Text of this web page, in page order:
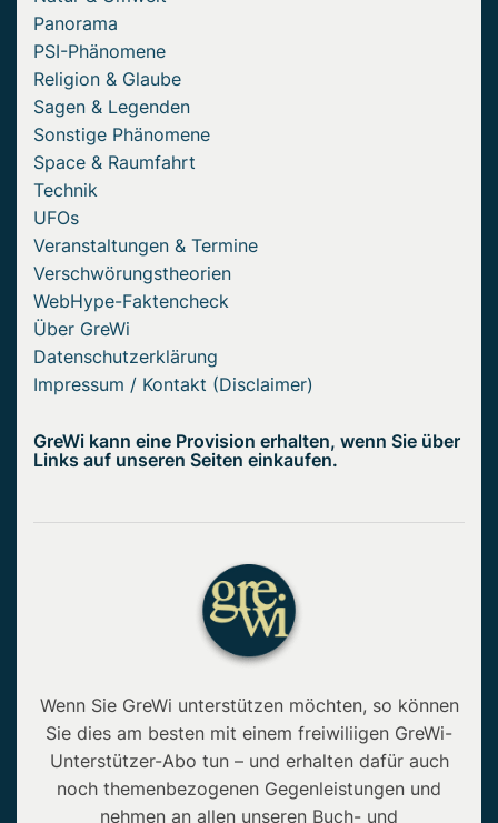
Panorama
PSI-Phänomene
Religion & Glaube
Sagen & Legenden
Sonstige Phänomene
Space & Raumfahrt
Technik
UFOs
Veranstaltungen & Termine
Verschwörungstheorien
WebHype-Faktencheck
Über GreWi
Datenschutzerklärung
Impressum / Kontakt (Disclaimer)
GreWi kann eine Provision erhalten, wenn Sie über
Links auf unseren Seiten einkaufen.
Wenn Sie GreWi unterstützen möchten, so können
Sie dies am besten mit einem freiwiliigen GreWi-
Unterstützer-Abo tun – und erhalten dafür auch
noch themenbezogenen Gegenleistungen und
nehmen an allen unseren Buch- und